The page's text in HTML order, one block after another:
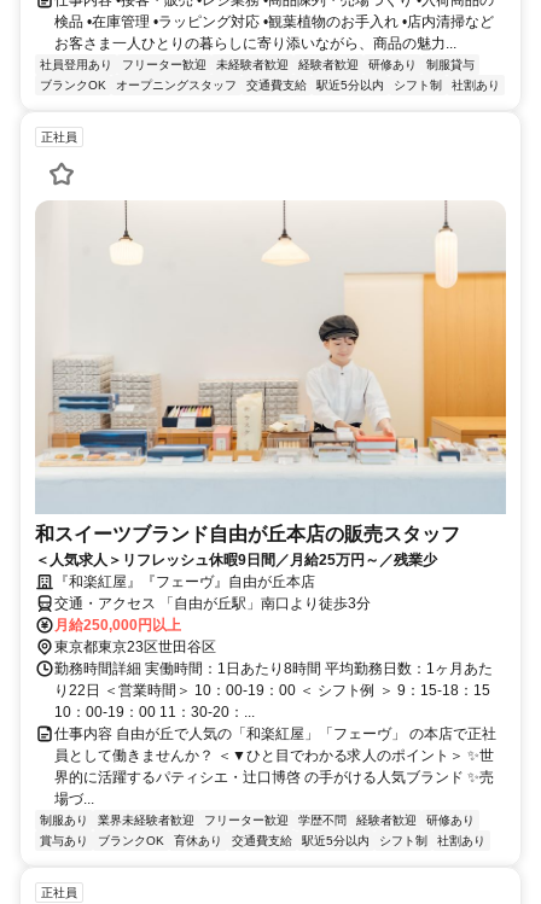
検品 •在庫管理 •ラッピング対応 •観葉植物のお手入れ •店内清掃など
お客さま一人ひとりの暮らしに寄り添いながら、商品の魅力...
社員登用あり フリーター歓迎 未経験者歓迎 経験者歓迎 研修あり
制服貸与
ブランクOK
オープニングスタッフ 交通費支給 駅近5分以内 シフト制 社割あり
正社員
和スイーツブランド自由が丘本店の販売スタッフ
＜人気求人＞リフレッシュ休暇9日間／月給25万円～／残業少
『和楽紅屋』『フェーヴ』自由が丘本店
交通・アクセス 「自由が丘駅」南口より徒歩3分
月給250,000円以上
東京都東京23区世田谷区
勤務時間詳細 実働時間：1日あたり8時間 平均勤務日数：1ヶ月あた
り22日 ＜営業時間＞ 10：00-19：00 ＜ シフト例 ＞ 9：15-18：15
10：00-19：00 11：30-20：...
仕事内容 自由が丘で人気の「和楽紅屋」「フェーヴ」 の本店で正社
員として働きませんか？ ＜▼ひと目でわかる求人のポイント＞ ✨世
界的に活躍するパティシエ・辻口博啓 の手がける人気ブランド ✨売
場づ...
制服あり 業界未経験者歓迎 フリーター歓迎 学歴不問 経験者歓迎
研修あり
賞与あり
ブランクOK 育休あり 交通費支給 駅近5分以内 シフト制 社割あり
正社員